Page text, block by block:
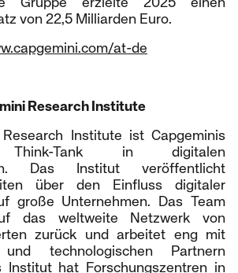
von 22,5 Milliarden Euro.
at-de
Research Institute
Institute ist Capgeminis
Think-Tank in digitalen
Das Institut veröffentlicht
über den Einfluss digitaler
große Unternehmen. Das Team
das weltweite Netzwerk von
zurück und arbeitet eng mit
und technologischen Partnern
Institut hat Forschungszentren in